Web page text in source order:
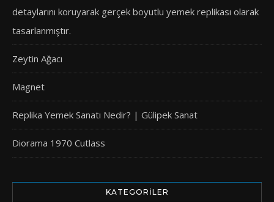
detaylarını koruyarak gerçek boyutlu yemek replikası olarak
tasarlanmıştır.
Zeytin Ağacı
Magnet
Replika Yemek Sanatı Nedir? | Gülipek Sanat
Diorama 1970 Cutlass
KATEGORILER